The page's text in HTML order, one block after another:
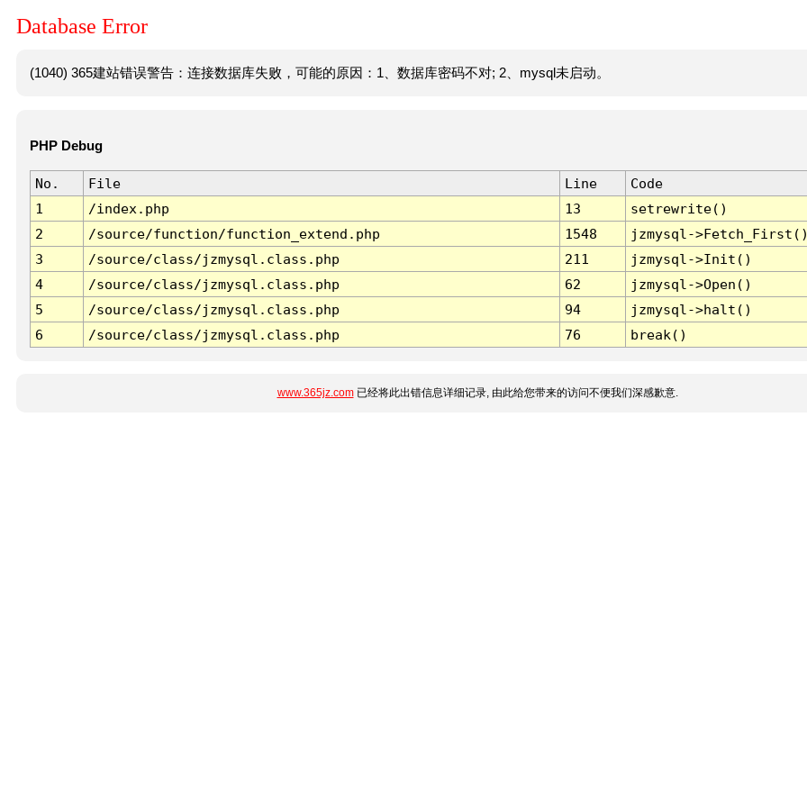
Database Error
(1040) 365建站错误警告：连接数据库失败，可能的原因：1、数据库密码不对; 2、mysql未启动。
PHP Debug
No. File Line
Code
1
/index.php 13
setrewrite()
2
/source/function/function_extend.php 1548
jzmysql-
3
/source/class/jzmysql.class.php 211
jzmysql->Init()
4
/source/class/jzmysql.class.php 62
jzmysql->Open()
5
/source/class/jzmysql.class.php 94
jzmysql->halt()
6
/source/class/jzmysql.class.php 76 break()
www.365jz.com已经将此出错信息详细记录, 由此给您带来的访问不便我们深感歉意.